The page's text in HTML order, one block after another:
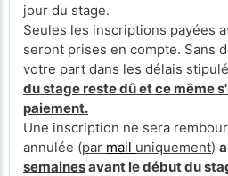
jour du stage.
Seules les inscriptions payées
seront prises en compte. Sans
votre part dans les délais
du stage reste dû et ce même
paiement.
Une inscription ne sera
annulée (par mail uniquement)
semainesavant le début du